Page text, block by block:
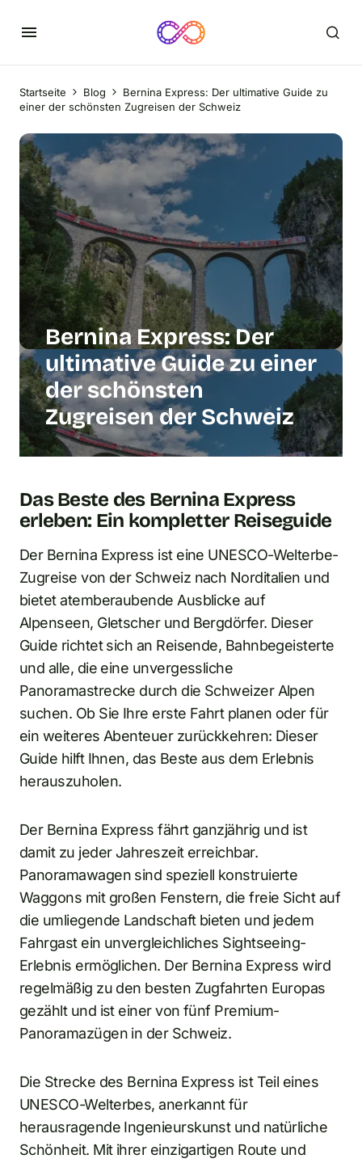
Startseite Blog
Bernina Express: Der ultimative Guide zu
einer der schönsten Zugreisen der Schweiz
Bernina Express: Der
ultimative Guide zu einer
der schönsten
Zugreisen der Schweiz
Das Beste des Bernina Express
erleben: Ein kompletter Reiseguide
Der Bernina Express ist eine UNESCO-Welterbe-
Zugreise von der Schweiz nach Norditalien und
bietet atemberaubende Ausblicke auf
Alpenseen, Gletscher und Bergdörfer. Dieser
Guide richtet sich an Reisende, Bahnbegeisterte
und alle, die eine unvergessliche
Panoramastrecke durch die Schweizer Alpen
suchen. Ob Sie Ihre erste Fahrt planen oder für
ein weiteres Abenteuer zurückkehren: Dieser
Guide hilft Ihnen, das Beste aus dem Erlebnis
herauszuholen.
Der Bernina Express fährt ganzjährig und ist
damit zu jeder Jahreszeit erreichbar.
Panoramawagen sind speziell konstruierte
Waggons mit großen Fenstern, die freie Sicht auf
die umliegende Landschaft bieten und jedem
Fahrgast ein unvergleichliches Sightseeing-
Erlebnis ermöglichen. Der Bernina Express wird
regelmäßig zu den besten Zugfahrten Europas
gezählt und ist einer von fünf Premium-
Panoramazügen in der Schweiz.
Die Strecke des Bernina Express ist Teil eines
UNESCO-Welterbes, anerkannt für
herausragende Ingenieurskunst und natürliche
Schönheit. Mit ihrer einzigartigen Route und